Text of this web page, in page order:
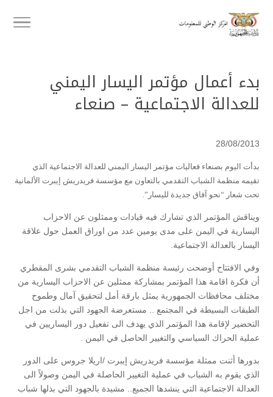
بدء أعمال مؤتمر اليسار اليمني
للعدالة الاجتماعية – صنعاء
28/08/2013
بدأت اليوم بصنعاء فعاليات مؤتمر اليسار اليمني للعدالة الاجتماعية الذي
تقيمه منظمة الشباب التقدمي بالتعاون مع مؤسسة فريدريش إيبرت الألمانية
تحت شعار “نحو آفاق جديدة لليسار”.
ويناقش المؤتمر الذي تشارك فيه قيادات وممثلون عن الاحزاب
اليسارية في اليمن على مدى يومين عدد من اوراق العمل حول علاقة
اليسار بالعدالة الاجتماعية.
وفي الافتتاح أوضحت رئيسة منظمة الشباب التقدمي بشرى المقطري
أن فكرة اقامة هذا المؤتمر بمشاركة ممثلين عن الاحزاب اليسارية من
مختلف محافظات الجمهورية يمثل بارقة أمل لتحقيق آمال وطموح
الطبقات البسيطة في المجتمع .. مستعرضة الجهود التي بذلت من اجل
التحضير لإقامة هذا المؤتمر الذي يهدف الى تفعيل دور اليساريين في
عملية الحراك السياسي والتغيير الحاصل في اليمن .
بدورها أثنت ممثلة مؤسسة فريدريش إيبرت /اريلا جروس على الدور
الذي يقوم به الشباب في عملية التغيير الحاصلة في اليمن وصولاً الى
العدالة الاجتماعية التي ينشدها الجميع.. مشيدة بالجهود التي بذلها شباب